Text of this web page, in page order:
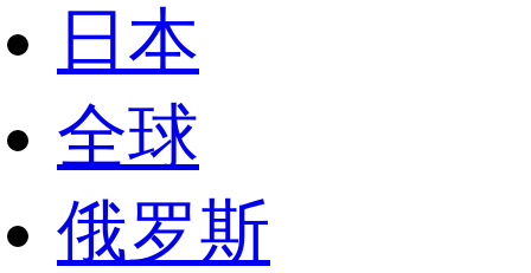
日本
全球
俄罗斯